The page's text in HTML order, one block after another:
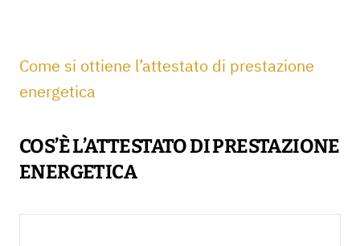
Come si ottiene l’attestato di prestazione
energetica
COS’È L’ATTESTATO DI PRESTAZIONE
ENERGETICA